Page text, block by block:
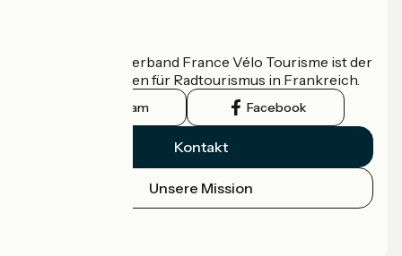
Der nationale Verband France Vélo Tourisme ist der
offizielle Leitfaden für Radtourismus in Frankreich.
Instagram Facebook
Kontakt
Unsere Mission